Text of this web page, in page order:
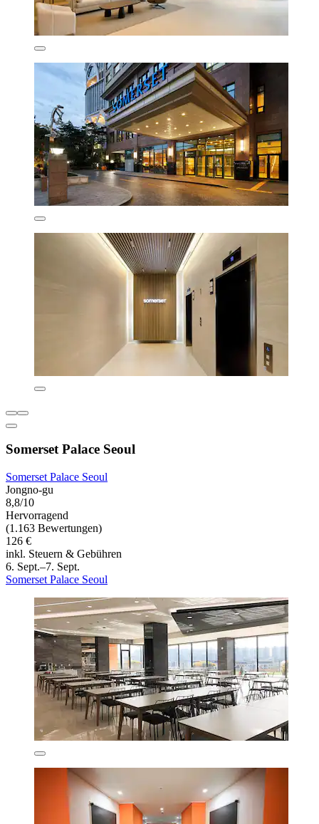
Somerset Palace Seoul
Somerset Palace Seoul
Jongno-gu
8,8/10
Hervorragend
(1.163 Bewertungen)
126 €
inkl. Steuern & Gebühren
6. Sept.–7. Sept.
Somerset Palace Seoul